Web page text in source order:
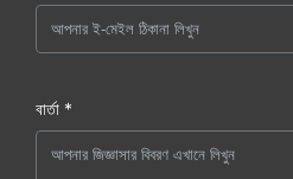
বার্তা *